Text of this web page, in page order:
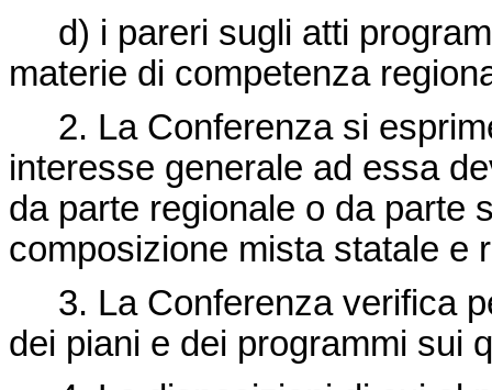
d) i pareri sugli atti
materie di competenza
2. La Conferenza si
interesse generale ad essa
da parte regionale o da parte
composizione mista statale e
3. La Conferenza verifica
dei piani e dei programmi sui